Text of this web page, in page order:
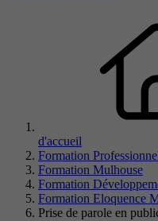
d'accueil
Formation
Formation Mulhouse
Formation
Formation Eloquence
Prise de parole en